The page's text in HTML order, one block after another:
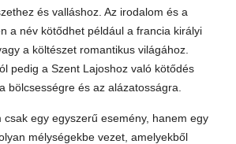
és valláshoz. Az irodalom és a
a név kötődhet például a francia királyi
a költészet romantikus világához.
pedig a Szent Lajoshoz való kötődés
bölcsességre és az alázatosságra.
csak egy egyszerű esemény, hanem egy
mélységekbe vezet, amelyekből